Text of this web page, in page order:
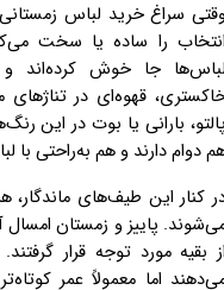
سراغ خرید لباس
را ساده یا سخت
جا خوش کرده‌اند و
قهوه‌ای در
بارانی یا بوت در
دوام دارند و هم به‌راحتی
کنار این طیف‌های
پاییز و زمستان
بقیه مورد توجه قرار
اما معمولاً عمر